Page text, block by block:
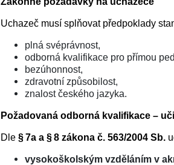
Uchazeč musí splňovat předpoklady
plná svéprávnost,
odborná kvalifikace pro přímou
bezúhonnost,
zdravotní způsobilost,
znalost českého jazyka.
Požadovaná odborná kvalifikace –
Dle § 7a a § 8 zákona č. 563/2004 Sb.
vysokoškolským vzděláním v